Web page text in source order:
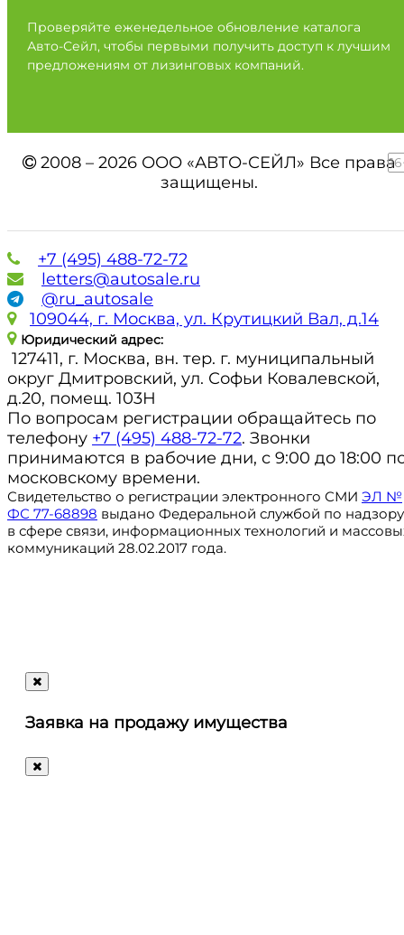
Проверяйте еженедельное обновление каталога
Авто-Сейл, чтобы первыми получить доступ к лучшим
предложениям от лизинговых компаний.
2008 – 2026 ООО «АВТО-СЕЙЛ» Все права
защищены.
+7 (495) 488-72-72
letters@autosale.ru
@ru_autosale
109044, г. Москва, ул. Крутицкий Вал, д.14
Юридический адрес:
127411, г. Москва, вн. тер. г. муниципальный
округ Дмитровский, ул. Софьи Ковалевской,
д.20, помещ. 103Н
По вопросам регистрации обращайтесь по
телефону +7 (495) 488-72-72. Звонки
принимаются в рабочие дни, с 9:00 до 18:00
московскому времени.
Свидетельство о регистрации электронного СМИ ЭЛ №
ФС 77-68898 выдано Федеральной службой по надзору
в сфере связи, информационных технологий и
коммуникаций 28.02.2017 года.
letters@autosale.ru
Ответим
Заявка на продажу имущества